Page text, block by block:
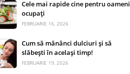
Cele mai rapide cine pentru oameni
ocupați
FEBRUARIE 16, 2026
Cum să mănânci dulciuri și să
slăbești în același timp!
FEBRUARIE 19, 2026